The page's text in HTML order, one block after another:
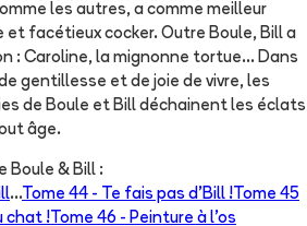
les autres, a comme meilleur
et facétieux cocker. Outre Boule, Bill a
: Caroline, la mignonne tortue... Dans
gentillesse et de joie de vivre, les
de Boule et Bill déchainent les éclats
âge.
Boule & Bill :
...Tome 44 - Te fais pas d'Bill ! Tome 45
chat ! Tome 46 - Peinture à l’os